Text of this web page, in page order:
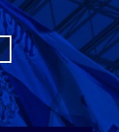
1 -1
1 -1
1 -1
1 -1